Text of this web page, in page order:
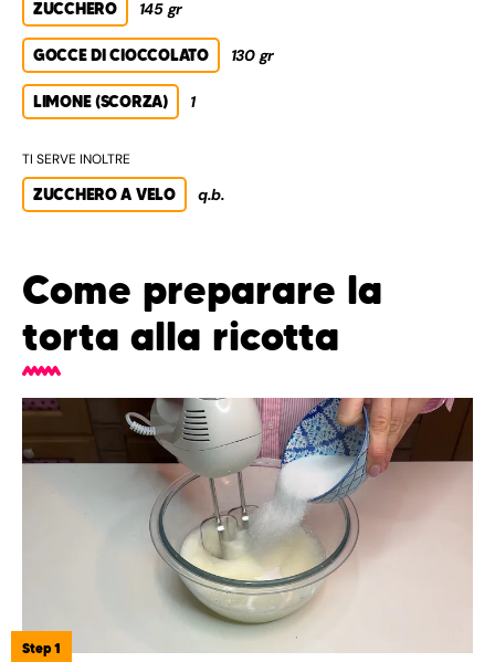
ZUCCHERO 145 gr
GOCCE DI CIOCCOLATO 130 gr
LIMONE (SCORZA) 1
TI SERVE INOLTRE
ZUCCHERO A VELO q.b.
Come preparare la
torta alla ricotta
Step 1